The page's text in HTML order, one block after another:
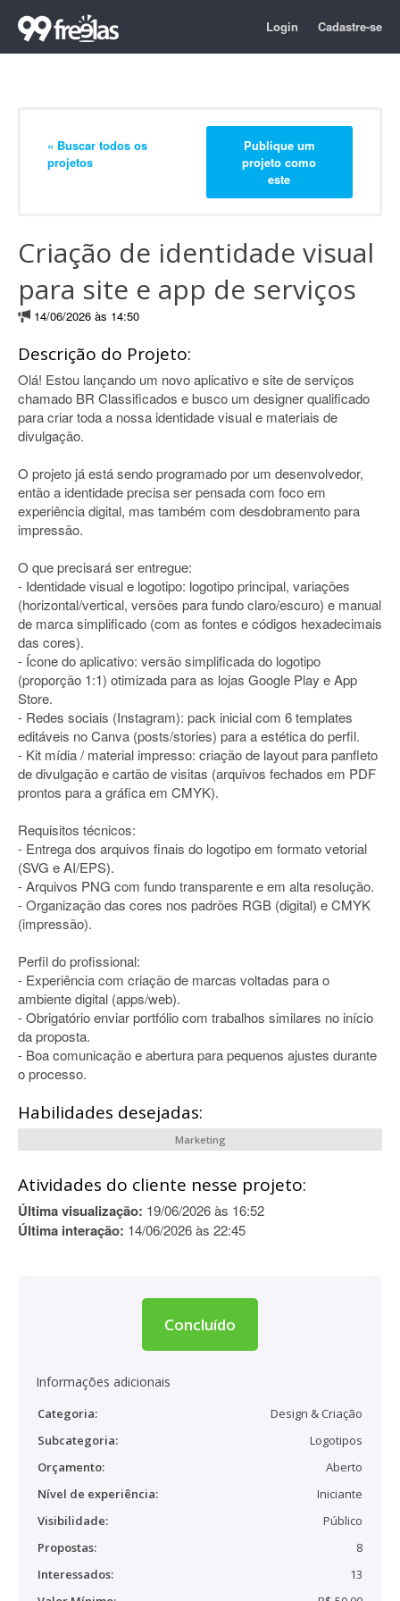
Login Cadastre-se
« Buscar todos os
projetos
Publique um
projeto como
este
Criação de identidade visual
para site e app de serviços
14/06/2026 às 14:50
Descrição do Projeto:
Olá! Estou lançando um novo aplicativo e site de serviços
chamado BR Classificados e busco um designer qualificado
para criar toda a nossa identidade visual e materiais de
divulgação.
O projeto já está sendo programado por um desenvolvedor,
então a identidade precisa ser pensada com foco em
experiência digital, mas também com desdobramento para
impressão.
O que precisará ser entregue:
- Identidade visual e logotipo: logotipo principal, variações
(horizontal/vertical, versões para fundo claro/escuro) e manual
de marca simplificado (com as fontes e códigos hexadecimais
das cores).
- Ícone do aplicativo: versão simplificada do logotipo
(proporção 1:1) otimizada para as lojas Google Play e App
Store.
- Redes sociais (Instagram): pack inicial com 6 templates
editáveis no Canva (posts/stories) para a estética do perfil.
- Kit mídia / material impresso: criação de layout para panfleto
de divulgação e cartão de visitas (arquivos fechados em PDF
prontos para a gráfica em CMYK).
Requisitos técnicos:
- Entrega dos arquivos finais do logotipo em formato vetorial
(SVG e AI/EPS).
- Arquivos PNG com fundo transparente e em alta resolução.
- Organização das cores nos padrões RGB (digital) e CMYK
(impressão).
Perfil do profissional:
- Experiência com criação de marcas voltadas para o
ambiente digital (apps/web).
- Obrigatório enviar portfólio com trabalhos similares no início
da proposta.
- Boa comunicação e abertura para pequenos ajustes durante
o processo.
Habilidades desejadas:
Marketing
Atividades do cliente nesse projeto:
Última visualização: 19/06/2026 às 16:52
Última interação: 14/06/2026 às 22:45
Concluído
Informações adicionais
Categoria:
Design & Criação
Subcategoria:
Logotipos
Orçamento:
Aberto
Nível de experiência:
Iniciante
Visibilidade:
Público
Propostas:
8
Interessados:
13